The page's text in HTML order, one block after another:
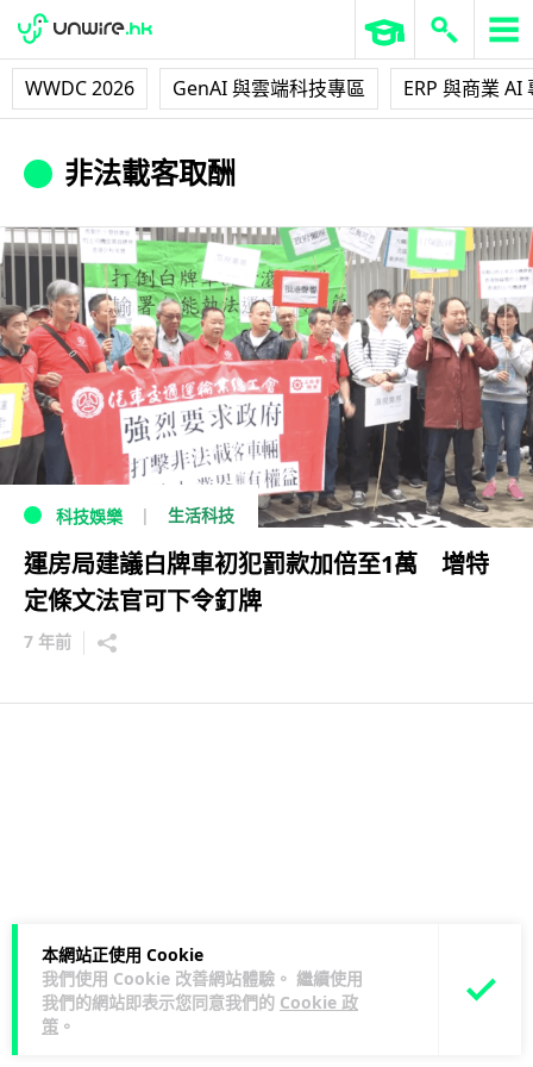
WWDC 2026 GenAI 與雲端科技專區 ERP 與商業 AI
本網站正使用 Cookie
我們使用 Cookie 改善網站體驗。 繼續使用
我們的網站即表示您同意我們的 Cookie 政
策 。
非法載客取酬
科技娛樂 生活科技
運房局建議白牌車初犯罰款加倍至1萬 增特
定條文法官可下令釘牌
7 年前